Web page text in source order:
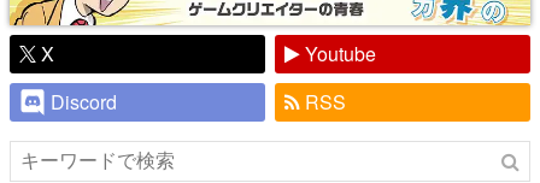
X
Youtube
Discord
RSS